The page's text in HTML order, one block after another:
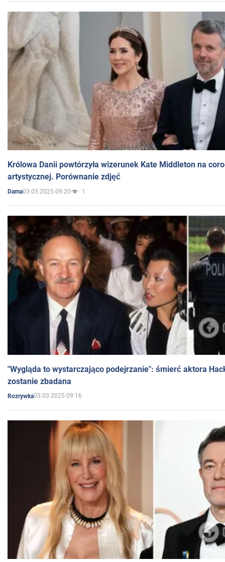
Królowa Danii powtórzyła wizerunek Kate Middleton na
artystycznej. Porównanie zdjęć
Dama03.03.2025 09:20 1
"Wygląda to wystarczająco podejrzanie": śmierć aktora
zostanie zbadana
Rozrywka03.03.2025 09:16